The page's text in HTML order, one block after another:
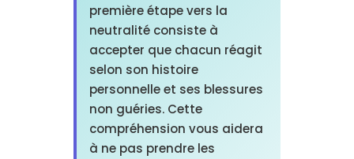
première étape vers la
neutralité consiste à
accepter que chacun réagit
selon son histoire
personnelle et ses blessures
non guéries. Cette
compréhension vous aidera
à ne pas prendre les